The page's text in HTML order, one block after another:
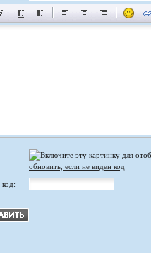
обновить, если не виден код
код: